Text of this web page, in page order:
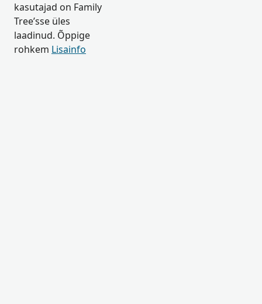
kasutajad on Family
Tree’sse üles
laadinud. Õppige
rohkem Lisainfo